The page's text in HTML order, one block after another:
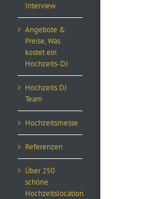
Interview
Angebote &
Preise, Was
kostet ein
Hochzeits-DJ
Hochzeits DJ
Team
Hochzeitsmesse
Referenzen
Über 250
schöne
Hochzeitslocation